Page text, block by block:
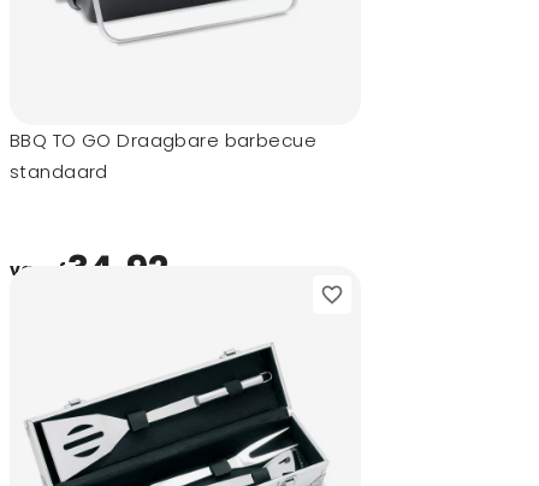
BBQ TO GO Draagbare barbecue
standaard
vanaf34,92